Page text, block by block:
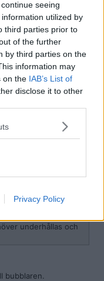
seeing
utilized by
third parties prior to
of the further
by third parties on the
information may
on the IAB’s List of
disclose it to other
Privacy Policy
per mil, på ett
underhållas och
bubblaren.